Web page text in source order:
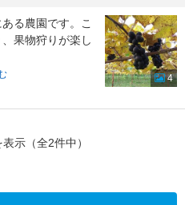
る農園です。こ
果物狩りが楽し
4
示（全2件中）